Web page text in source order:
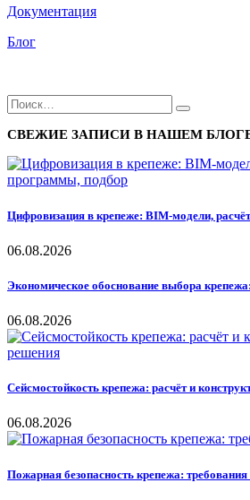
Документация
Блог
СВЕЖИЕ ЗАПИСИ В НАШЕМ
Цифровизация в крепеже: BIM-модели,
06.08.2026
Экономическое обоснование выбора
06.08.2026
Сейсмостойкость крепежа: расчёт и
06.08.2026
Пожарная безопасность крепежа: